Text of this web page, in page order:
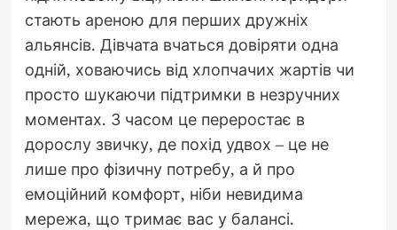
стають ареною для перших дружніх
альянсів. Дівчата вчаться довіряти одна
одній, ховаючись від хлопчачих жартів чи
просто шукаючи підтримки в незручних
моментах. З часом це переростає в
дорослу звичку, де похід удвох – це не
лише про фізичну потребу, а й про
емоційний комфорт, ніби невидима
мережа, що тримає вас у балансі.